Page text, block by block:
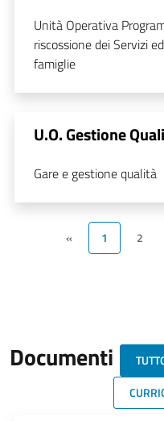
Unità Operativa
riscossione dei Servizi
famiglie
U.O. Gestione
Gare e gestione qualità
« 1 2
Documenti